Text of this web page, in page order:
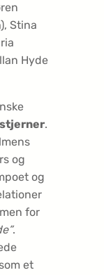
Stina
Hyde
.
og
og
for
.
et